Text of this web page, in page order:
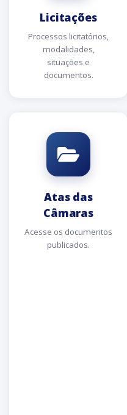
Licitações
Processos licitatórios,
modalidades,
situações e
documentos.
Atas das
Câmaras
Acesse os documentos
publicados.